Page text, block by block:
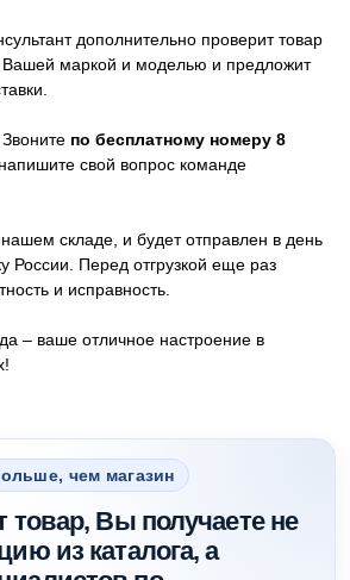
дополнительно проверит товар
Вашей маркой и моделью и предложит
по бесплатному номеру 8
свой вопрос команде
складе, и будет отправлен в день
России. Перед отгрузкой еще раз
и исправность.
– ваше отличное настроение в
чем магазин
товар, Вы получаете не
из каталога, а